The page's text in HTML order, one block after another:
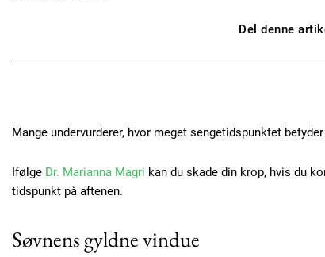
Del denne
Mange undervurderer, hvor meget sengetidspunktet
Ifølge Dr. Marianna Magri kan du skade din krop, hvis du
tidspunkt på aftenen.
Søvnens gyldne vindue